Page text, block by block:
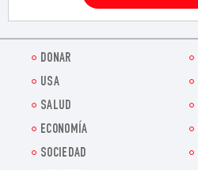
DONAR
USA
SALUD
ECONOMÍA
SOCIEDAD